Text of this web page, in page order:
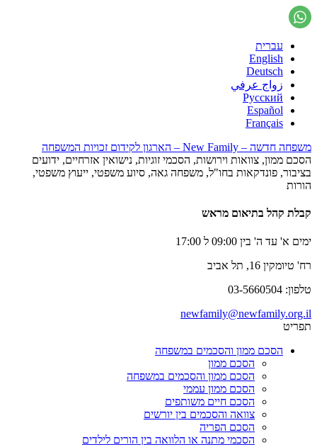
עברית
English
Deutsch
زواج عرفي
Русский
Español
Français
משפחה חדשה – New Family – הארגון לקידום זכויות המשפחה
הסכם ממון, צוואות וירושות, הסכמי זוגיות, נישואין אזרחיים, ידועים
בציבור, פונדקאות בחו"ל, משפחה גאה, סיוע משפטי, ייעוץ משפטי,
הורות
קבלת קהל בתיאום מראש
ימים א' עד ה' בין 09:00 ל 17:00
רח' טיומקין 16, תל אביב
טלפון: 03-5660504
newfamily@newfamily.org.il
תפריט
הסכם ממון והסכמים במשפחה
הסכם ממון
הסכם ממון והסכמים במשפחה
הסכם ממון עממי
הסכם חיים משותפים
צוואה והסכמים בין יורשים
הסכם הפריה
הסכמי מתנה או הלוואה בין הורים לילדים